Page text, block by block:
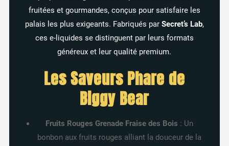
fruitées et gourmandes, conçus pour satisfaire les
palais les plus exigeants. Fabriqués par Secret’s Lab,
ces e-liquides se distinguent par leurs formats
généreux et leur qualité premium.
Les Saveurs Phare de
Biggy Bear
Fruits Rouges Grenade Fraise des Bois : Un
bonbon aux fruits rouges alliant la douceur de la